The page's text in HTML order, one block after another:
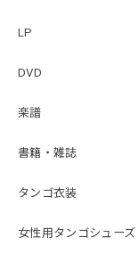
LP
DVD
楽譜
書籍・雑誌
タンゴ衣装
女性用タンゴシューズ